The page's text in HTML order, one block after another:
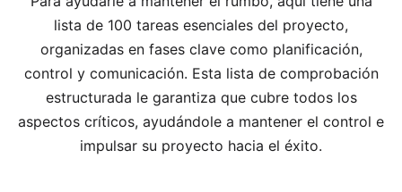
lista de 100 tareas esenciales del proyecto,
organizadas en fases clave como planificación,
control y comunicación. Esta lista de comprobación
estructurada le garantiza que cubre todos los
aspectos críticos, ayudándole a mantener el control e
impulsar su proyecto hacia el éxito.